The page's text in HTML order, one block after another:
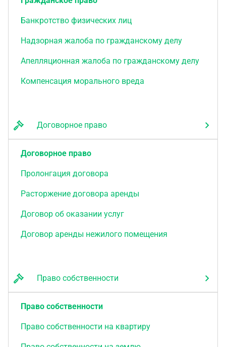
юридическую силу, по одному экземпляру для
Банкротство физических лиц
Надзорная жалоба по гражданскому делу
Апелляционная жалоба по гражданскому делу
Компенсация морального вреда
Договорное право
Договорное право
Пролонгация договора
Расторжение договора аренды
Договор об оказании услуг
Договор аренды нежилого помещения
Право собственности
Право собственности
Право собственности на квартиру